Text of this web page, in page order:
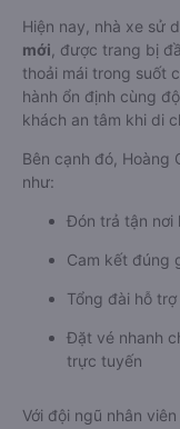
Hiện nay, nhà xe sử
mới , được trang bị
thoải mái trong suốt
hành ổn định cùng
khách an tâm khi di
Bên cạnh đó, Hoàng
như:
Đón trả tận nơi
Cam kết đúng
Tổng đài hỗ
Đặt vé nhanh
trực tuyến
Với đội ngũ nhân